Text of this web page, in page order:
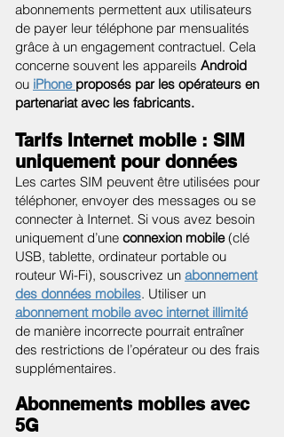
abonnements permettent aux utilisateurs
de payer leur téléphone par mensualités
grâce à un engagement contractuel. Cela
concerne souvent les appareils Android
ou iPhone proposés par les opérateurs en
partenariat avec les fabricants.
Tarifs Internet mobile : SIM
uniquement pour données
Les cartes SIM peuvent être utilisées pour
téléphoner, envoyer des messages ou se
connecter à Internet. Si vous avez besoin
uniquement d’une connexion mobile(clé
USB, tablette, ordinateur portable ou
routeur Wi-Fi), souscrivez un abonnement
des données mobiles. Utiliser un
abonnement mobile avec internet illimité
de manière incorrecte pourrait entraîner
des restrictions de l’opérateur ou des frais
supplémentaires.
Abonnements mobiles avec
5G